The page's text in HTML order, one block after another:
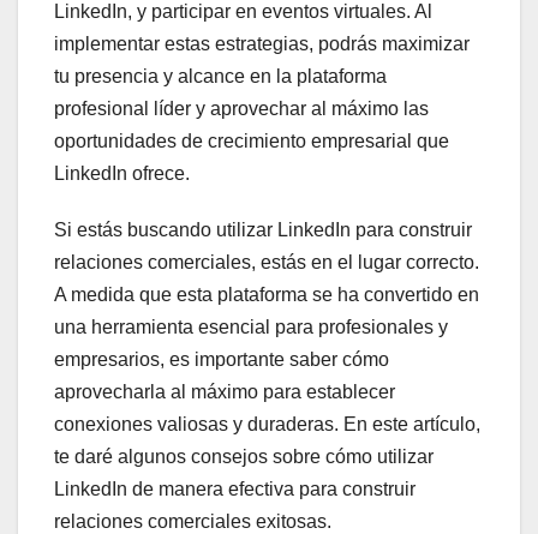
LinkedIn, y participar en eventos virtuales. Al
implementar estas estrategias, podrás maximizar
tu presencia y alcance en la plataforma
profesional líder y aprovechar al máximo las
oportunidades de crecimiento empresarial que
LinkedIn ofrece.
Si estás buscando utilizar LinkedIn para construir
relaciones comerciales, estás en el lugar correcto.
A medida que esta plataforma se ha convertido en
una herramienta esencial para profesionales y
empresarios, es importante saber cómo
aprovecharla al máximo para establecer
conexiones valiosas y duraderas. En este artículo,
te daré algunos consejos sobre cómo utilizar
LinkedIn de manera efectiva para construir
relaciones comerciales exitosas.